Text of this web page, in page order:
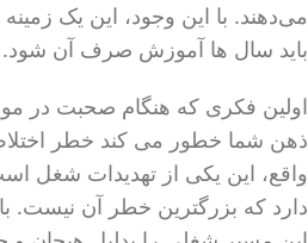
می‌دهند. با این وجود، این یک
باید سال ها آموزش صرف آن شود.
اولین فکری که هنگام صحبت در
ذهن شما خطور می کند خطر
واقع، این یکی از تهدیدات شغل
دارد که بزرگترین خطر آن نیست.